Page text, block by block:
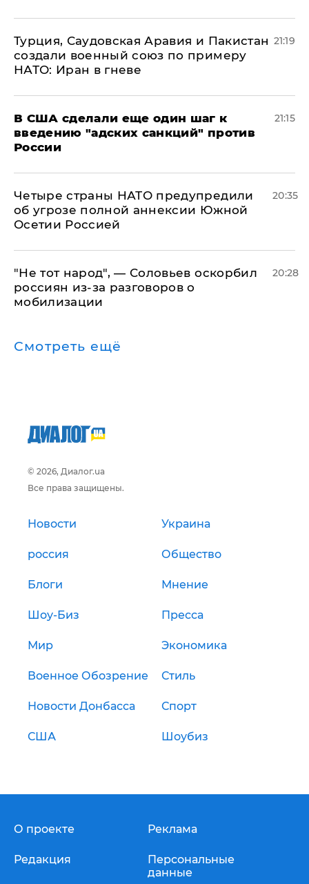
Турция, Саудовская Аравия и Пакистан
создали военный союз по примеру
НАТО: Иран в гневе
21:19
В США сделали еще один шаг к
введению "адских санкций" против
России
21:15
Четыре страны НАТО предупредили
об угрозе полной аннексии Южной
Осетии Россией
20:35
​"Не тот народ", — Соловьев оскорбил
россиян из-за разговоров о
мобилизации
20:28
Смотреть ещё
© 2026, Диалог.ua
Все права защищены.
Новости Украина
россия Общество
Блоги Мнение
Шоу-Биз Пресса
Мир Экономика
Военное Обозрение Стиль
Новости Донбасса Спорт
США Шоубиз
О проекте
Редакция
Реклама
Персональные
данные